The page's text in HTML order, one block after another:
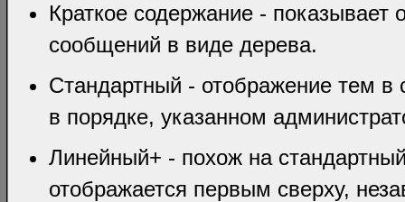
Краткое содержание -
сообщений в виде дерева.
Стандартный - отображение тем
в порядке, указанном
Линейный+ - похож на
отображается первым сверху,